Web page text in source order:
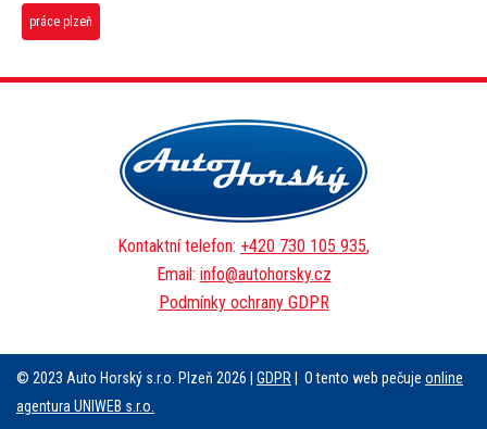
práce plzeň
Kontaktní telefon: +420 730 105 935,
Email: info@autohorsky.cz
Podmínky ochrany GDPR
© 2023 Auto Horský s.r.o. Plzeň 2026 | GDPR | O tento web pečuje online
agentura UNIWEB s.r.o.